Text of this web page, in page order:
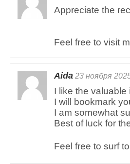
Appreciate the
Feel free to visit
Aida 23 ноября
I like the
I will bookmark
I am somewhat
Best of luck for
Feel free to surf